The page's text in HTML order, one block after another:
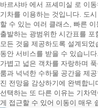
바르샤바 에서 프셰미실 로 이
기차를 이용하는 것입니다. 도
할 수 있는 여러 클래스, 빠른
출발하는 광범위한 시간표를
모든 것을 제공하도록 설계되
동안 서비스를 받을 수 있습니
가볍고 넓은 객차를 자랑하며
룸과 넉넉한 수하물 공간을 제
진 전망을 감상하기에 완벽합
선택하는 또 다른 이유는 기차
게 접근할 수 있어 이동이 매우